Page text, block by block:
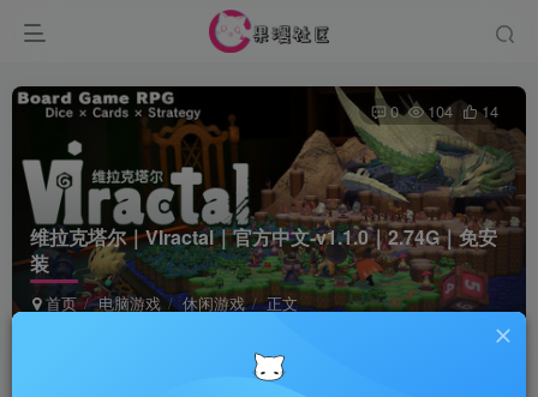
维拉克塔尔｜VIractal｜官方中文-v1.1.0｜2.74G｜免安
装
首页 电脑游戏 休闲游戏 正文
0 104 14